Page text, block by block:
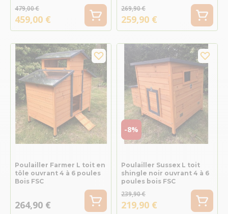
479,00 €
459,00 €
269,90 €
259,90 €
Poulailler Farmer L toit en
tôle ouvrant 4 à 6 poules
Bois FSC
264,90 €
-8%
Poulailler Sussex L toit
shingle noir ouvrant 4 à 6
poules bois FSC
239,90 €
219,90 €